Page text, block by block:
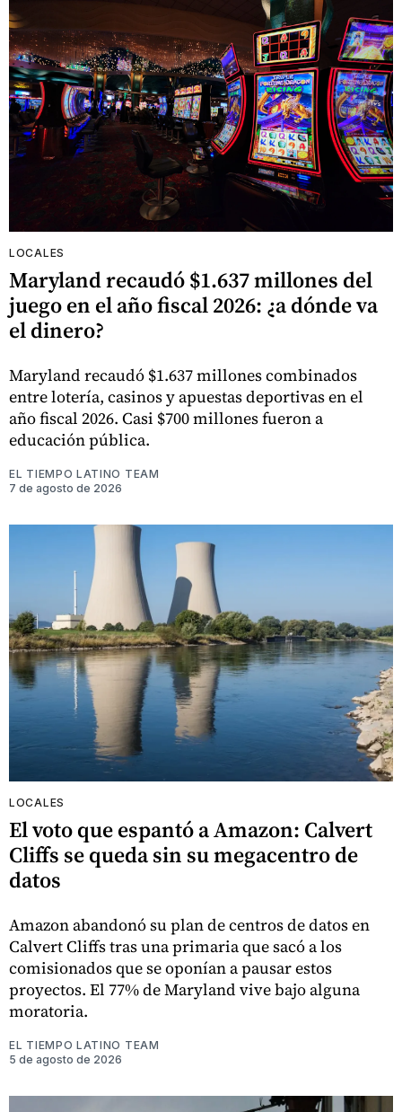
LOCALES
Maryland recaudó $1.637 millones del
juego en el año fiscal 2026: ¿a dónde va
el dinero?
Maryland recaudó $1.637 millones combinados
entre lotería, casinos y apuestas deportivas en el
año fiscal 2026. Casi $700 millones fueron a
educación pública.
EL TIEMPO LATINO TEAM
7 de agosto de 2026
LOCALES
El voto que espantó a Amazon: Calvert
Cliffs se queda sin su megacentro de
datos
Amazon abandonó su plan de centros de datos en
Calvert Cliffs tras una primaria que sacó a los
comisionados que se oponían a pausar estos
proyectos. El 77% de Maryland vive bajo alguna
moratoria.
EL TIEMPO LATINO TEAM
5 de agosto de 2026